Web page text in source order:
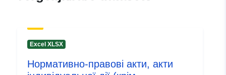
d46cf0a6f015
Excel XLSX
Нормативно-правові акти, акти